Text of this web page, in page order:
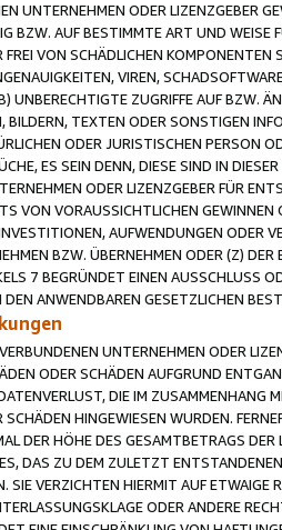
UNTERNEHMEN ODER LIZENZGEBER
BZW. AUF BESTIMMTE ART UND
FREI VON SCHÄDLICHEN
VIREN,
UNBERECHTIGTE ZUGRIFFE AUF BZW.
BILDERN, TEXTEN ODER SONSTIGEN
ODER JURISTISCHEN PERSON
ES SEIN DENN, DIESE SIND IN
ODER LIZENZGEBER FÜR
VON VORAUSSICHTLICHEN
AUFWENDUNGEN ODER
BZW. ÜBERNEHMEN ODER (Z)
7 BEGRÜNDET EINEN AUSSCHLUSS
DEN ANWENDBAREN GESETZLICHEN
UNTERNEHMEN ODER
ODER SCHÄDEN AUFGRUND
DIE IM ZUSAMMENHANG
SCHÄDEN HINGEWIESEN WURDEN.
DER HÖHE DES GESAMTBETRAGS
DAS ZU DEM ZULETZT
SIE VERZICHTEN HIERMIT AUF
ODER ANDERE